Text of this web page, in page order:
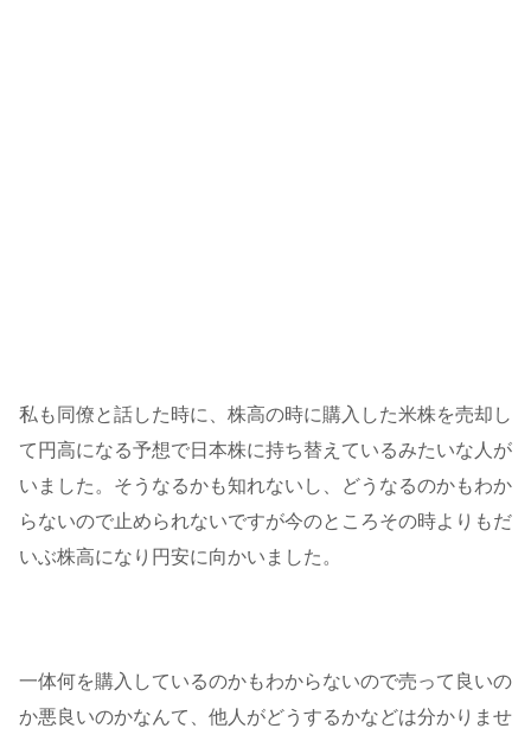
私も同僚と話した時に、株高の時に購入した米株を売却し
て円高になる予想で日本株に持ち替えているみたいな人が
いました。そうなるかも知れないし、どうなるのかもわか
らないので止められないですが今のところその時よりもだ
いぶ株高になり円安に向かいました。
一体何を購入しているのかもわからないので売って良いの
か悪良いのかなんて、他人がどうするかなどは分かりませ